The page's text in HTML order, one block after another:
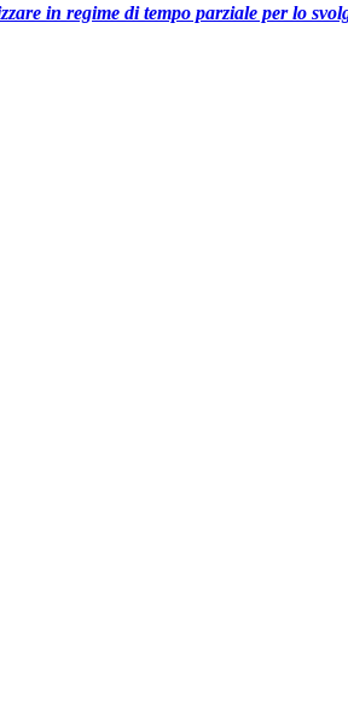
in regime di tempo parziale per lo